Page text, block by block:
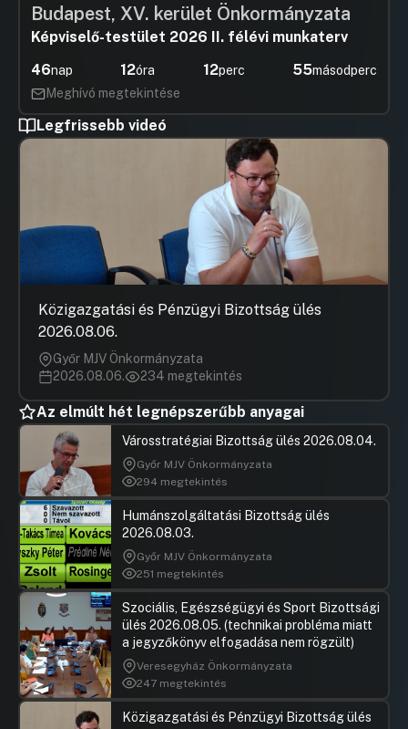
ütemtervének jóváhagyásaP;711. Napirendi
pont
UGRÁS A NAPIREND ELEJÉRE
36./Polgármester és az alpolgármester
Napirendi pont
Ugrás a napirendi pontra
Ugrás a napirendi pontra
Budapest, XV. kerület Önkormányzata
Képviselő-testület 2026 II. félévi munkaterv
46nap 12óra 12perc 54másodperc
Meghívó megtekintése
Legfrissebb videó
Közigazgatási és Pénzügyi Bizottság ülés
2026.08.06.
Győr MJV Önkormányzata
2026.08.06.
234 megtekintés
Az elmúlt hét legnépszerűbb anyagai
Városstratégiai Bizottság ülés 2026.08.04.
Győr MJV Önkormányzata
294 megtekintés
Humánszolgáltatási Bizottság ülés
2026.08.03.
Győr MJV Önkormányzata
251 megtekintés
Szociális, Egészségügyi és Sport Bizottsági
ülés 2026.08.05. (technikai probléma miatt
a jegyzőkönyv elfogadása nem rögzült)
Veresegyház Önkormányzata
247 megtekintés
Közigazgatási és Pénzügyi Bizottság ülés